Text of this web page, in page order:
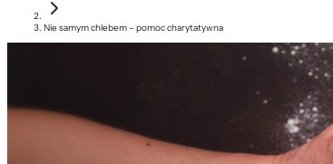
Nie samym chlebem – pomoc charytatywna